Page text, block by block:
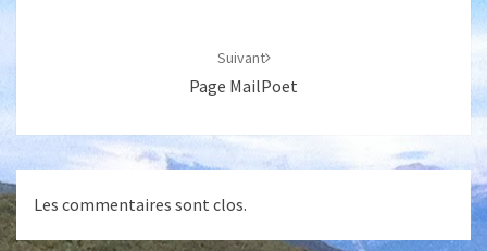
Suivant
Page MailPoet
Les commentaires sont clos.